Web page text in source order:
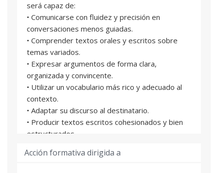
será capaz de:
• Comunicarse con fluidez y precisión en
conversaciones menos guiadas.
• Comprender textos orales y escritos sobre
temas variados.
• Expresar argumentos de forma clara,
organizada y convincente.
• Utilizar un vocabulario más rico y adecuado al
contexto.
• Adaptar su discurso al destinatario.
• Producir textos escritos cohesionados y bien
estructurados.
• Utilizar estrategias comunicativas para
Acción formativa dirigida a